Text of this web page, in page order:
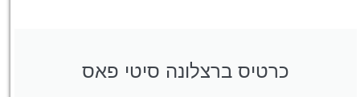
כרטיס ברצלונה סיטי פאס